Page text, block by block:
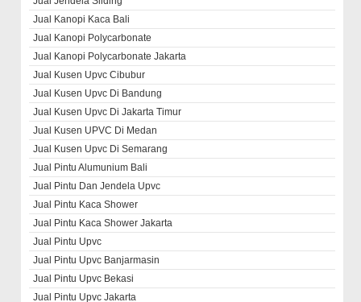
Jual Kanopi Kaca Bali
Jual Kanopi Polycarbonate
Jual Kanopi Polycarbonate Jakarta
Jual Kusen Upvc Cibubur
Jual Kusen Upvc Di Bandung
Jual Kusen Upvc Di Jakarta Timur
Jual Kusen UPVC Di Medan
Jual Kusen Upvc Di Semarang
Jual Pintu Alumunium Bali
Jual Pintu Dan Jendela Upvc
Jual Pintu Kaca Shower
Jual Pintu Kaca Shower Jakarta
Jual Pintu Upvc
Jual Pintu Upvc Banjarmasin
Jual Pintu Upvc Bekasi
Jual Pintu Upvc Jakarta